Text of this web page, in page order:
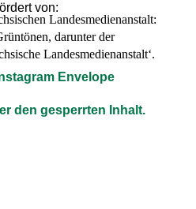
von:
Envelope
den gesperrten Inhalt.